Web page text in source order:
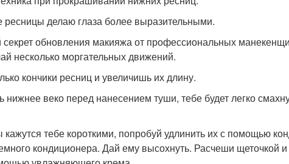
делаю глаза более выразительными.
секрет обновления макияжа от профессиональных
несколько моргательных движений.
кончики ресниц и увеличишь их длину.
нижнее веко перед нанесением туши, тебе будет легко
кажутся тебе короткими, попробуй удлинить их с помощью
кондиционера. Дай ему высохнуть. Расчеши щеточкой и